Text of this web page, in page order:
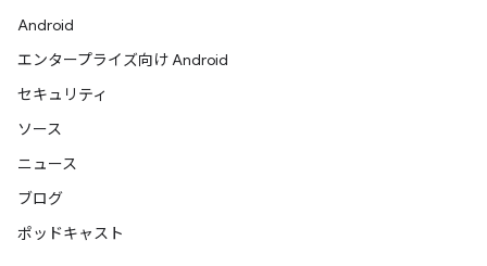
Android
エンタープライズ向け Android
セキュリティ
ソース
ニュース
ブログ
ポッドキャスト